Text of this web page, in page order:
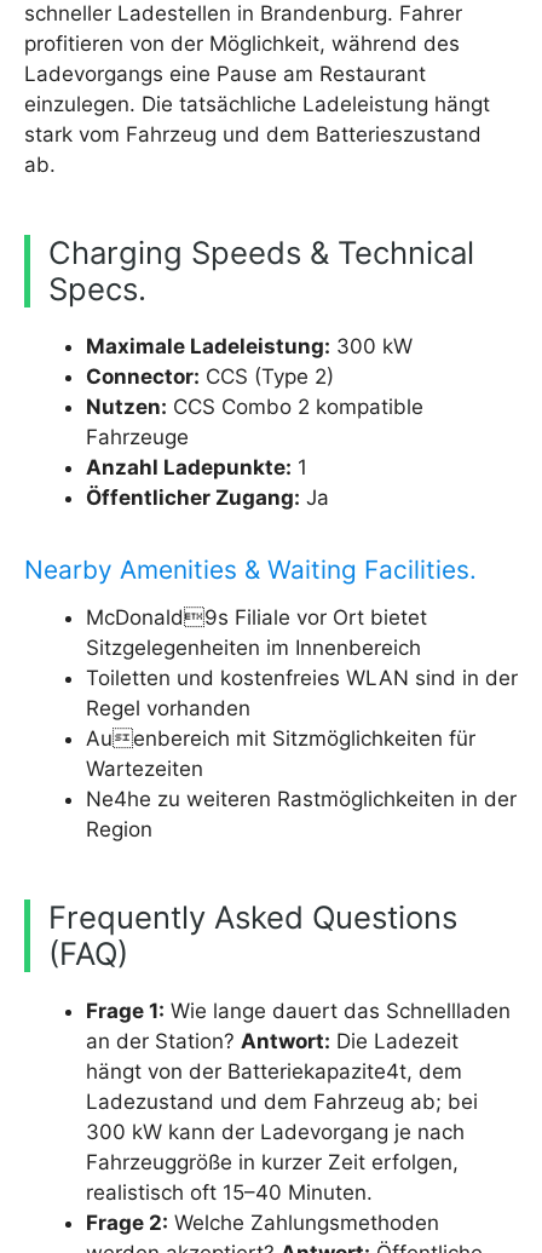
schneller Ladestellen in Brandenburg. Fahrer
profitieren von der Möglichkeit, während des
Ladevorgangs eine Pause am Restaurant
einzulegen. Die tatsächliche Ladeleistung hängt
stark vom Fahrzeug und dem Batterieszustand
ab.
Charging Speeds & Technical
Specs.
Maximale Ladeleistung: 300 kW
Connector: CCS (Type 2)
Nutzen: CCS Combo 2 kompatible
Fahrzeuge
Anzahl Ladepunkte: 1
Öffentlicher Zugang: Ja
Nearby Amenities & Waiting Facilities.
McDonald9s Filiale vor Ort bietet
Sitzgelegenheiten im Innenbereich
Toiletten und kostenfreies WLAN sind in der
Regel vorhanden
Auenbereich mit Sitzmöglichkeiten für
Wartezeiten
Ne4he zu weiteren Rastmöglichkeiten in der
Region
Frequently Asked Questions
(FAQ)
Frage 1: Wie lange dauert das Schnellladen
an der Station? Antwort: Die Ladezeit
hängt von der Batteriekapazite4t, dem
Ladezustand und dem Fahrzeug ab; bei
300 kW kann der Ladevorgang je nach
Fahrzeuggröße in kurzer Zeit erfolgen,
realistisch oft 15–40 Minuten.
Frage 2: Welche Zahlungsmethoden